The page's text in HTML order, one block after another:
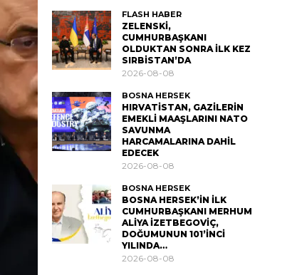
FLASH HABER
ZELENSKİ,
CUMHURBAŞKANI
OLDUKTAN SONRA İLK KEZ
SIRBİSTAN’DA
2026-08-08
BOSNA HERSEK
HIRVATİSTAN, GAZİLERİN
EMEKLİ MAAŞLARINI NATO
SAVUNMA
HARCAMALARINA DAHİL
EDECEK
2026-08-08
BOSNA HERSEK
BOSNA HERSEK’İN İLK
CUMHURBAŞKANI MERHUM
ALİYA İZETBEGOVİÇ,
DOĞUMUNUN 101’İNCİ
YILINDA…
2026-08-08